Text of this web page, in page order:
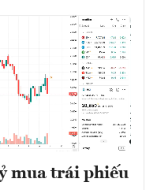
mua trái phiếu